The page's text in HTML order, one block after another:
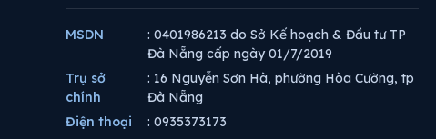
MSDN
: 0401986213 do Sở Kế hoạch & Đầu tư TP
Đà Nẵng cấp ngày 01/7/2019
Trụ sở
chính
: 16 Nguyễn Sơn Hà, phường Hòa Cường, tp
Đà Nẵng
Điện thoại
: 0935373173